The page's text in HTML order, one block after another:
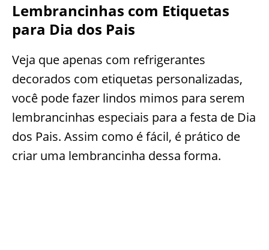
Lembrancinhas com Etiquetas
para Dia dos Pais
Veja que apenas com refrigerantes
decorados com etiquetas personalizadas,
você pode fazer lindos mimos para serem
lembrancinhas especiais para a festa de Dia
dos Pais. Assim como é fácil, é prático de
criar uma lembrancinha dessa forma.